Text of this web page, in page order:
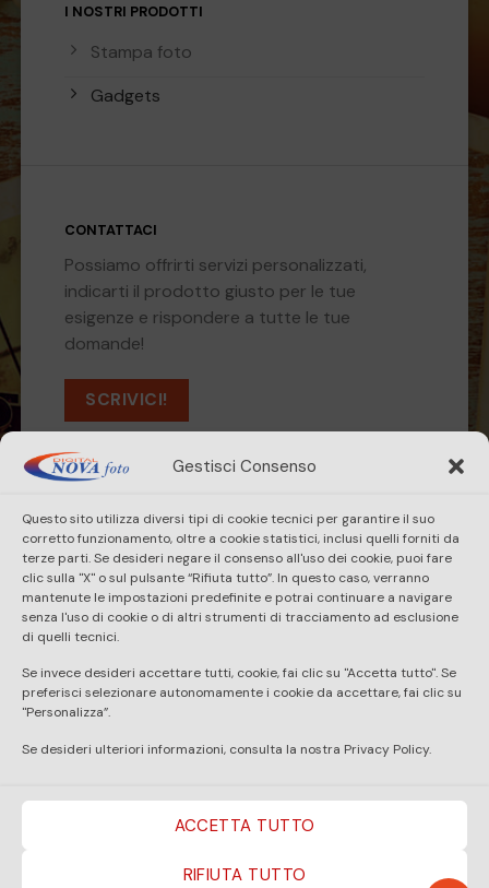
Gestisci Consenso
Questo sito utilizza diversi tipi di cookie tecnici per garantire il suo
corretto funzionamento, oltre a cookie statistici, inclusi quelli forniti da
terze parti. Se desideri negare il consenso all'uso dei cookie, puoi fare
clic sulla "X" o sul pulsante “Rifiuta tutto”. In questo caso, verranno
mantenute le impostazioni predefinite e potrai continuare a navigare
senza l'uso di cookie o di altri strumenti di tracciamento ad esclusione
di quelli tecnici.
Se invece desideri accettare tutti, cookie, fai clic su "Accetta tutto". Se
preferisci selezionare autonomamente i cookie da accettare, fai clic su
"Personalizza”.
Se desideri ulteriori informazioni, consulta la nostra Privacy Policy.
ACCETTA TUTTO
RIFIUTA TUTTO
I NOSTRI PRODOTTI
Stampa foto
Gadgets
CONTATTACI
Possiamo offrirti servizi personalizzati,
indicarti il prodotto giusto per le tue
esigenze e rispondere a tutte le tue
domande!
SCRIVICI!
HOME SHOP SERVIZI CONTATTI
TERMINI & CONDIZIONI DI VENDITA
SPEDIZIONE-CONSEGNA-DIRITTO DI RECESSO
METODI DI PAGAMENTO